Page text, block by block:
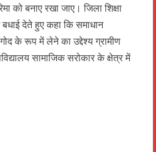
को बनाए रखा जाए। जिला शिक्षा
बधाई देते हुए कहा कि समाधान
गोद के रूप में लेने का उद्देश्य ग्रामीण
सामाजिक सरोकार के क्षेत्र में